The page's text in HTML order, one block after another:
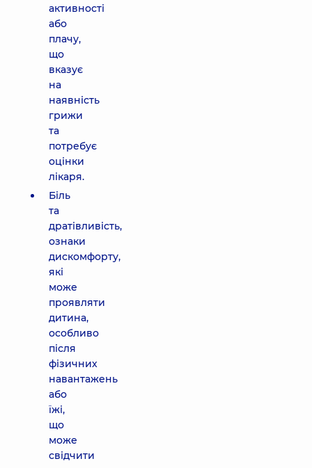
активності
або
плачу,
що
вказує
на
наявність
грижи
та
потребує
оцінки
лікаря.
Біль
та
дратівливість,
ознаки
дискомфорту,
які
може
проявляти
дитина,
особливо
після
фізичних
навантажень
або
їжі,
що
може
свідчити